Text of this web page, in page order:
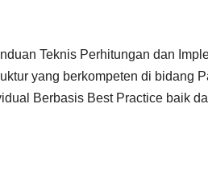
Teknis Perhitungan dan
yang berkompeten di bidang
Berbasis Best Practice baik